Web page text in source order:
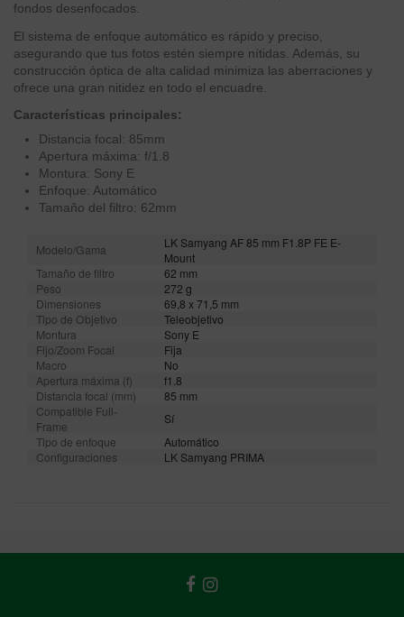
fondos desenfocados.
El sistema de enfoque automático es rápido y preciso,
asegurando que tus fotos estén siempre nítidas. Además, su
construcción óptica de alta calidad minimiza las aberraciones y
ofrece una gran nitidez en todo el encuadre.
Características principales:
Distancia focal: 85mm
Apertura máxima: f/1.8
Montura: Sony E
Enfoque: Automático
Tamaño del filtro: 62mm
Modelo/Gama
LK Samyang AF 85 mm F1.8P FE E-
Mount
Tamaño de filtro
62 mm
Peso
272 g
Dimensiones
69,8 x 71,5 mm
Tipo de Objetivo
Teleobjetivo
Montura
Sony E
Fijo/Zoom Focal
Fija
Macro
No
Apertura máxima (f)
f1.8
Distancia focal (mm)
85 mm
Compatible Full-
Frame
Sí
Tipo de enfoque
Automático
Configuraciones
LK Samyang PRIMA